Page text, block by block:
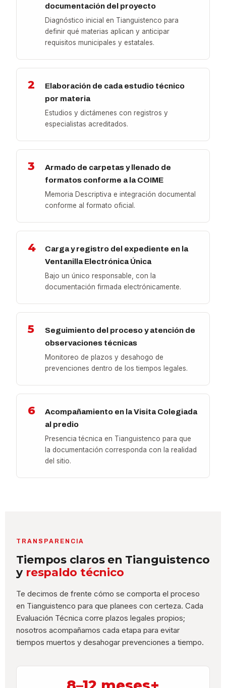
documentación del proyecto
Diagnóstico inicial en Tianguistenco para
definir qué materias aplican y anticipar
requisitos municipales y estatales.
2
Elaboración de cada estudio técnico
por materia
Estudios y dictámenes con registros y
especialistas acreditados.
3
Armado de carpetas y llenado de
formatos conforme a la COIME
Memoria Descriptiva e integración documental
conforme al formato oficial.
4
Carga y registro del expediente en la
Ventanilla Electrónica Única
Bajo un único responsable, con la
documentación firmada electrónicamente.
5
Seguimiento del proceso y atención de
observaciones técnicas
Monitoreo de plazos y desahogo de
prevenciones dentro de los tiempos legales.
6
Acompañamiento en la Visita Colegiada
al predio
Presencia técnica en Tianguistenco para que
la documentación corresponda con la realidad
del sitio.
TRANSPARENCIA
Tiempos claros en Tianguistenco
y respaldo técnico
Te decimos de frente cómo se comporta el proceso
en Tianguistenco para que planees con certeza. Cada
Evaluación Técnica corre plazos legales propios;
nosotros acompañamos cada etapa para evitar
tiempos muertos y desahogar prevenciones a tiempo.